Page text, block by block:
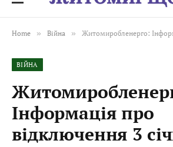
Home » Війна » Житомиробленерго:
ВІЙНА
Інформація про
відключення 3